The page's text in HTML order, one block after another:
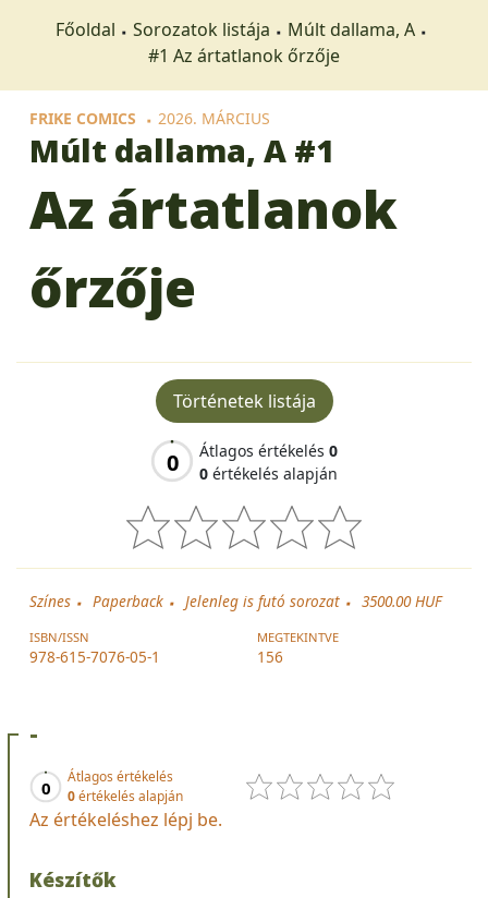
Főoldal Sorozatok listája
Múlt dallama, A
#1 Az ártatlanok őrzője
FRIKE COMICS 2026. MÁRCIUS
Múlt dallama, A #1
Az ártatlanok
őrzője
Történetek listája
0 Átlagos értékelés 0
0 értékelés alapján
Színes Paperback Jelenleg is futó sorozat 3500.00 HUF
ISBN/ISSN
978-615-7076-05-1
MEGTEKINTVE
156
-
0
Átlagos értékelés
0értékelés alapján
Az értékeléshez lépj be.
Készítők